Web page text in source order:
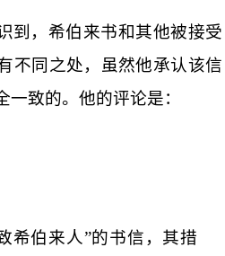
到，希伯来书和其他被接受
不同之处，虽然他承认该信
致的。他的评论是：
希伯来人”的书信，其措